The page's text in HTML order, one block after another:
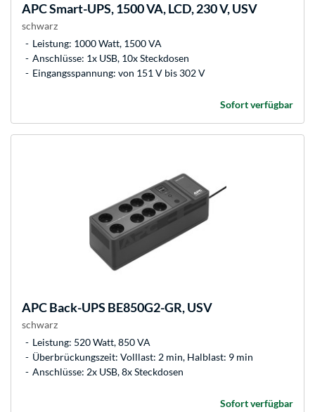
APCSmart-UPS, 1500 VA, LCD, 230 V, USV
schwarz
Leistung: 1000 Watt, 1500 VA
Anschlüsse: 1x USB, 10x Steckdosen
Eingangsspannung: von 151 V bis 302 V
Sofort verfügbar
APCBack-UPS BE850G2-GR, USV
schwarz
Leistung: 520 Watt, 850 VA
Überbrückungszeit: Volllast: 2 min, Halblast: 9 min
Anschlüsse: 2x USB, 8x Steckdosen
Sofort verfügbar